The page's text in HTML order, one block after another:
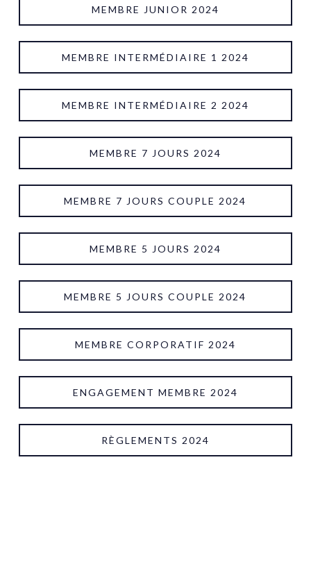
MEMBRE JUNIOR 2024
MEMBRE INTERMÉDIAIRE 1 2024
MEMBRE INTERMÉDIAIRE 2 2024
MEMBRE 7 JOURS 2024
MEMBRE 7 JOURS COUPLE 2024
MEMBRE 5 JOURS 2024
MEMBRE 5 JOURS COUPLE 2024
MEMBRE CORPORATIF 2024
ENGAGEMENT MEMBRE 2024
RÈGLEMENTS 2024